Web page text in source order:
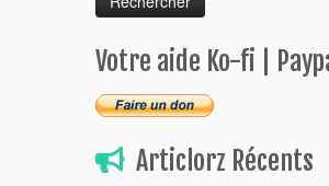
Votre aide Ko-fi |
Articlorz Récents